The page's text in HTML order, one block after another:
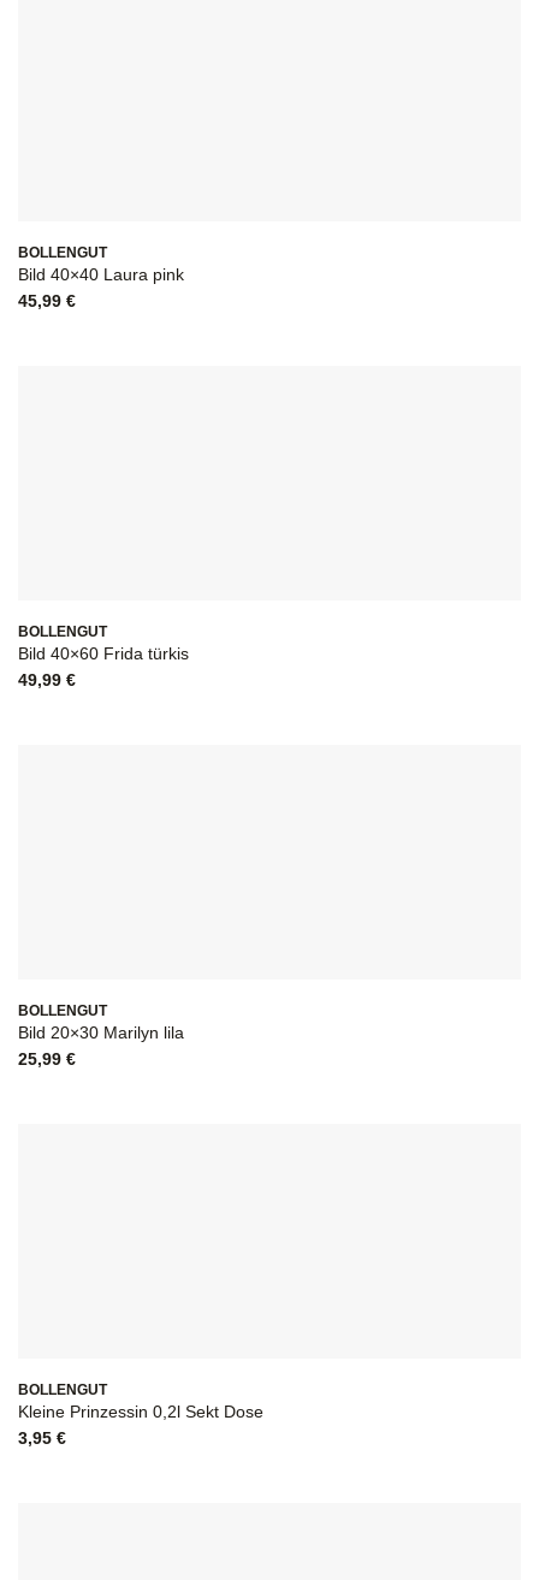
BOLLENGUT
Bild 40×40 Laura pink
45,99 €
BOLLENGUT
Bild 40×60 Frida türkis
49,99 €
BOLLENGUT
Bild 20×30 Marilyn lila
25,99 €
BOLLENGUT
Kleine Prinzessin 0,2l Sekt Dose
3,95 €